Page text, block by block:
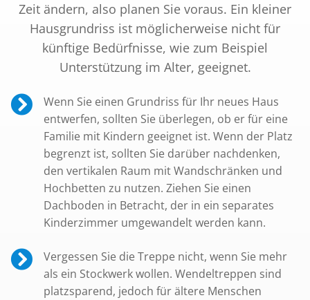
Zeit ändern, also planen Sie voraus. Ein kleiner
Hausgrundriss ist möglicherweise nicht für
künftige Bedürfnisse, wie zum Beispiel
Unterstützung im Alter, geeignet.
Wenn Sie einen Grundriss für Ihr neues Haus
entwerfen, sollten Sie überlegen, ob er für eine
Familie mit Kindern geeignet ist. Wenn der Platz
begrenzt ist, sollten Sie darüber nachdenken,
den vertikalen Raum mit Wandschränken und
Hochbetten zu nutzen. Ziehen Sie einen
Dachboden in Betracht, der in ein separates
Kinderzimmer umgewandelt werden kann.
Vergessen Sie die Treppe nicht, wenn Sie mehr
als ein Stockwerk wollen. Wendeltreppen sind
platzsparend, jedoch für ältere Menschen